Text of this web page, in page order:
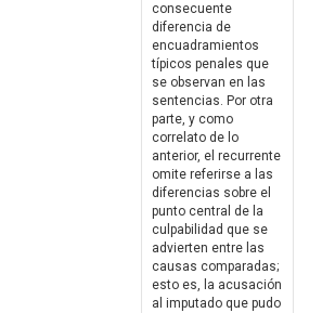
consecuente
diferencia de
encuadramientos
típicos penales que
se observan en las
sentencias. Por otra
parte, y como
correlato de lo
anterior, el recurrente
omite referirse a las
diferencias sobre el
punto central de la
culpabilidad que se
advierten entre las
causas comparadas;
esto es, la acusación
al imputado que pudo